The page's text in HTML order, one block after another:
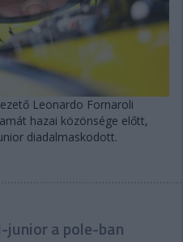
Leonardo Fornaroli
hazai közönsége előtt,
diadalmaskodott.
junior a pole-ban